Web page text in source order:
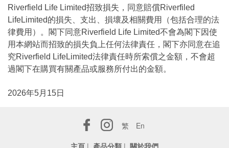
Riverfield Life Limited招致損失，同意賠償Riverfiled
LifeLimited的損失、支出、損壞及相關費用（包括合理的法
律費用）。閣下同意Riverfield Life Limited不會為閣下因使
用本網站而招致的損失負上任何法律責任，閣下亦同意在追
究Riverfield LifeLimited法律責任時所索償之金額，不會超
過閣下在購買有關產品或服務所付出的金額。
2026年5月15日
繁
En
主頁 | 產品分類 | 關於我們